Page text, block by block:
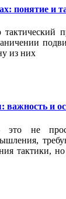
понятие и
из них
и
не
тактики,